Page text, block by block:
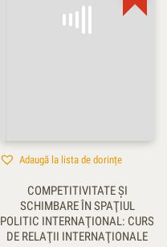
Adaugă la lista de dorințe
COMPETITIVITATE ŞI
SCHIMBARE ÎN SPAŢIUL
POLITIC INTERNAŢIONAL: CURS
DE RELAŢII INTERNAŢIONALE